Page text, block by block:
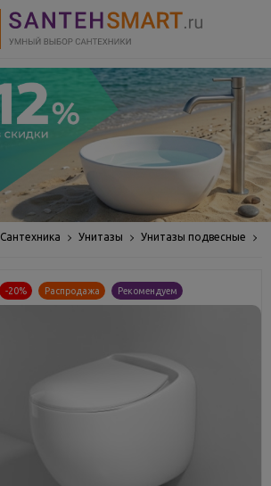
Сантехника Унитазы Унитазы подвесные
-20% Распродажа Рекомендуем